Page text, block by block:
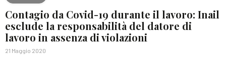
Contagio da Covid-19 durante il lavoro: Inail
esclude la responsabilità del datore di
lavoro in assenza di violazioni
21 Maggio 2020